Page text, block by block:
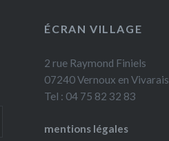
ÉCRAN VILLAGE
2 rue Raymond Finiels
07240 Vernoux en Vivarais
Tel : 04 75 82 32 83
mentions légales